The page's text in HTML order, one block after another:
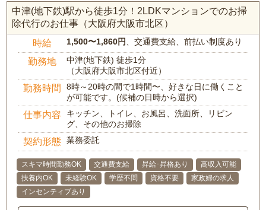
中津(地下鉄)駅から徒歩1分！2LDKマンションでのお掃
除代行のお仕事（大阪府大阪市北区）
時給 1,500〜1,860円 、交通費支給、前払い制度あり
勤務地
中津(地下鉄) 徒歩1分
（大阪府大阪市北区付近）
勤務時間
8時～20時の間で1時間〜、好きな日に働くこと
が可能です。(候補の日時から選択)
仕事内容
キッチン、トイレ、お風呂、洗面所、リビン
グ、その他のお掃除
契約形態 業務委託
スキマ時間勤務OK 交通費支給 昇給･昇格あり
高収入可能
扶養内OK
未経験OK 学歴不問 資格不要
家政婦の求人
インセンティブあり